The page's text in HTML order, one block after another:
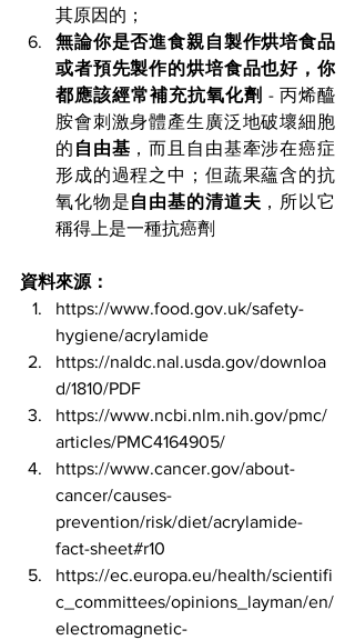
其原因的；
無論你是否進食親自製作烘培食品
或者預先製作的烘培食品也好，你
都應該經常補充抗氧化劑 - 丙烯醯
胺會刺激身體產生廣泛地破壞細胞
的 自由基 ，而且自由基牽涉在癌症
形成的過程之中；但蔬果蘊含的抗
氧化物是自由基的清道夫 ，所以它
稱得上是一種抗癌劑
資料來源：
https://www.food.gov.uk/safety-
hygiene/acrylamide
https://naldc.nal.usda.gov/downloa
d/1810/PDF
https://www.ncbi.nlm.nih.gov/pmc/
articles/PMC4164905/
https://www.cancer.gov/about-
cancer/causes-
prevention/risk/diet/acrylamide-
fact-sheet#r10
https://ec.europa.eu/health/scientifi
c_committees/opinions_layman/en/
electromagnetic-